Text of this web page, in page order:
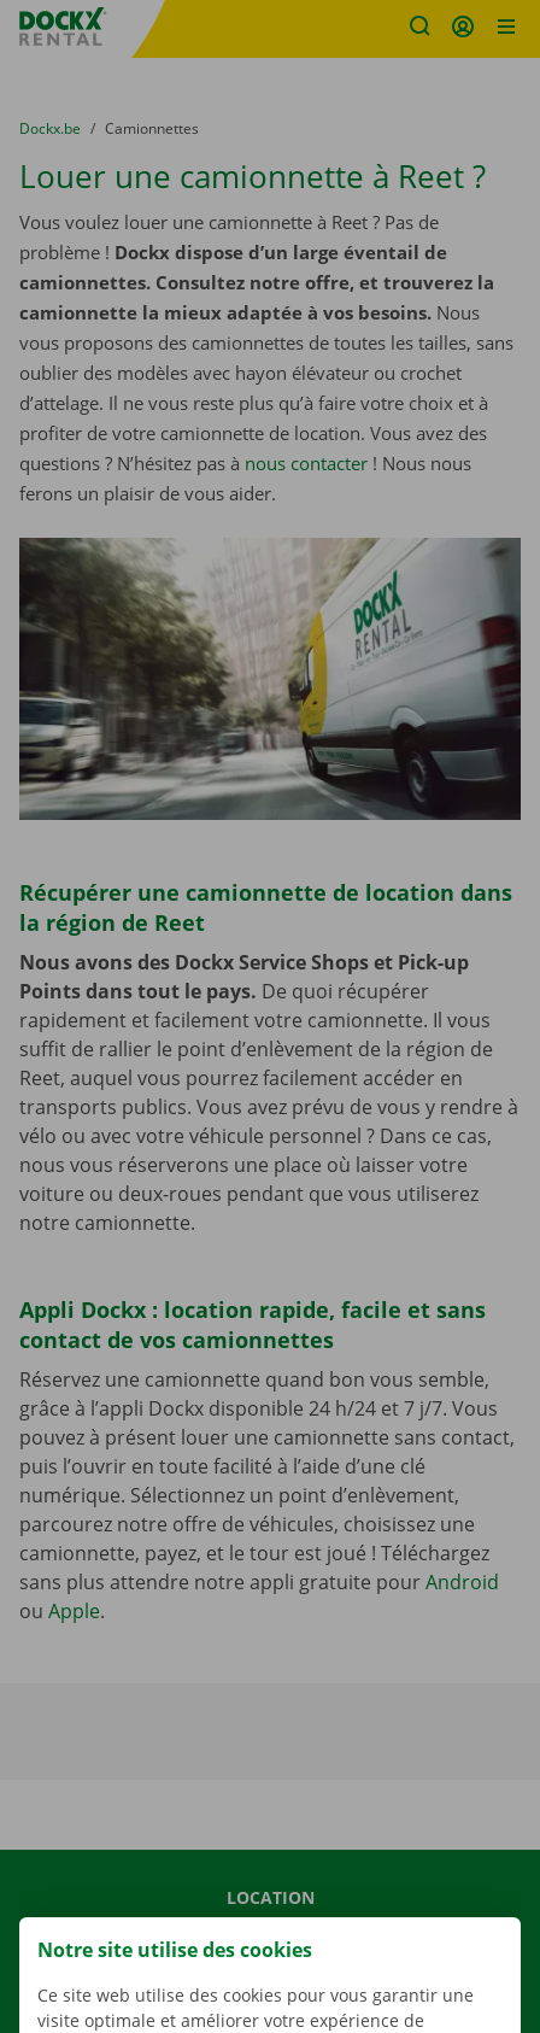
sitename
You are here:
du
Dockx.be to
Camionnettes
Louer une camionnette à Reet ?
Vous voulez louer une camionnette à Reet ? Pas de
problème ! Dockx dispose d’un large éventail de
camionnettes. Consultez notre offre, et trouverez la
camionnette la mieux adaptée à vos besoins. Nous
vous proposons des camionnettes de toutes les tailles, sans
oublier des modèles avec hayon élévateur ou crochet
d’attelage. Il ne vous reste plus qu’à faire votre choix et à
profiter de votre camionnette de location. Vous avez des
questions ? N’hésitez pas à nous contacter ! Nous nous
ferons un plaisir de vous aider.
Récupérer une camionnette de location dans
la région de Reet
Nous avons des Dockx Service Shops et Pick-up
Points dans tout le pays. De quoi récupérer
rapidement et facilement votre camionnette. Il vous
suffit de rallier le point d’enlèvement de la région de
Reet, auquel vous pourrez facilement accéder en
transports publics. Vous avez prévu de vous y rendre à
vélo ou avec votre véhicule personnel ? Dans ce cas,
nous vous réserverons une place où laisser votre
voiture ou deux-roues pendant que vous utiliserez
notre camionnette.
Appli Dockx : location rapide, facile et sans
contact de vos camionnettes
Réservez une camionnette quand bon vous semble,
grâce à l’appli Dockx disponible 24 h/24 et 7 j/7. Vous
pouvez à présent louer une camionnette sans contact,
puis l’ouvrir en toute facilité à l’aide d’une clé
numérique. Sélectionnez un point d’enlèvement,
parcourez notre offre de véhicules, choisissez une
camionnette, payez, et le tour est joué ! Téléchargez
sans plus attendre notre appli gratuite pourAndroid
ou Apple.
LOCATION
AGENCES
Notre site utilise des cookies
Ce site web utilise des cookies pour vous garantir une
visite optimale et améliorer votre expérience de